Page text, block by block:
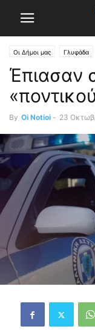
Οι Δήμοι μας Γλυφάδα
Έπιασαν
By Oi Notioi - 23